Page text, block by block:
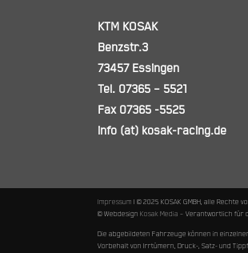
KTM KOSAK
Benzstr.3
73457 Essingen
Tel. 07365 – 5521
Fax 07365 -5525
info (at) kosak-racing.de
Impressum I © 2025 KOSAK GMBH, alle Rechte
© Webdesign Kosak Media – Verantwortlich für
Die abgebildeten Fahrzeuge können in
Vorbehalt von Irrtümern, Druck-, Satz- und